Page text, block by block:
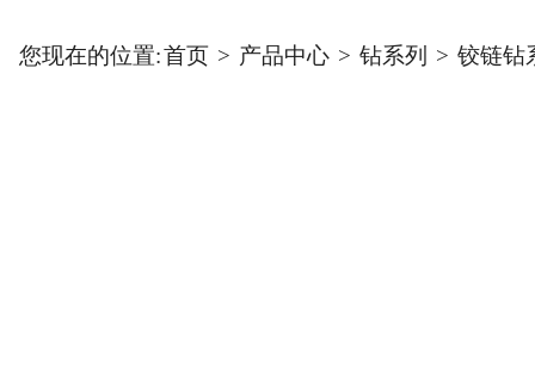
您现在的位置:首页 > 产品中心 > 钻系列 > 铰链钻